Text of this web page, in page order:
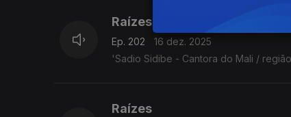
Raízes
Ep. 202
16 dez. 2025
'Sadio Sidibe - Cantora do Mali /
Raízes